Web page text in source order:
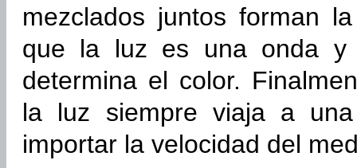
mezclados juntos forman
que la luz es una onda y
determina el color.
la luz siempre viaja a
importar la velocidad del